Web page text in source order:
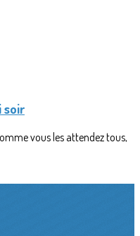
soir
vous les attendez tous,